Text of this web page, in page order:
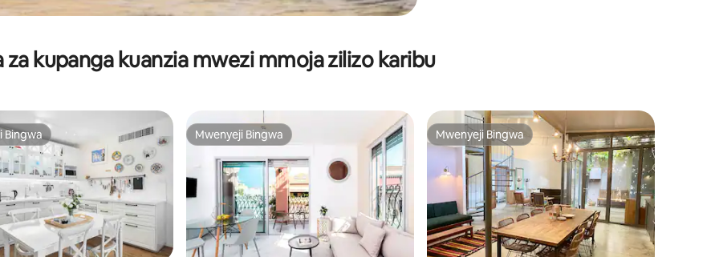
za kupanga kuanzia mwezi mmoja zilizo karibu
Bingwa
Bingwa Mwenyeji Bingwa
Mwenyeji Bingwa Mwenyeji Bingwa
Mwenyeji Bingwa